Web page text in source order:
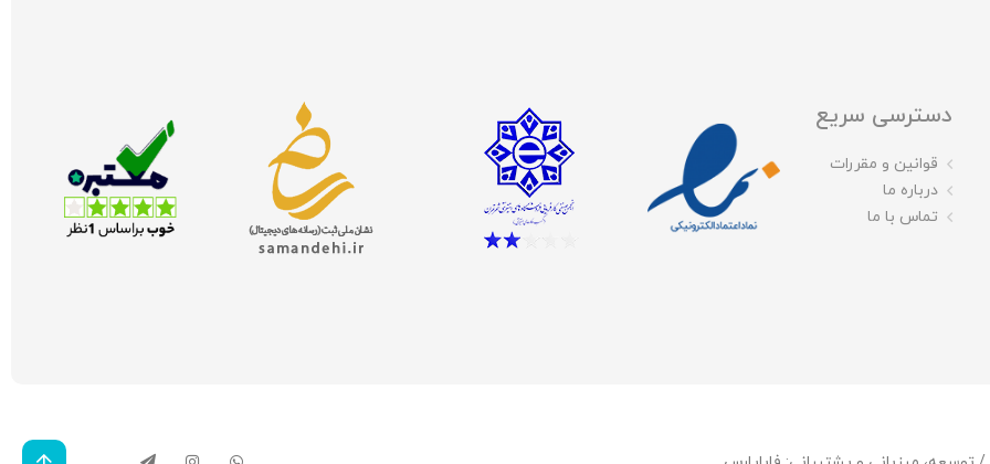
دسترسی سریع
قوانین و مقررات
درباره ما
تماس با ما